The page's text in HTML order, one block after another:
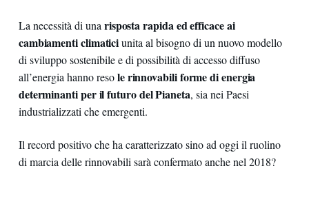
La necessità di una risposta rapida ed efficace ai
cambiamenti climaticiunita al bisogno di un nuovo modello
di sviluppo sostenibile e di possibilità di accesso diffuso
all’energia hanno resole rinnovabili forme di energia
determinanti per il futuro del Pianeta, sia nei Paesi
industrializzati che emergenti.
Il record positivo che ha caratterizzato sino ad oggi il ruolino
di marcia delle rinnovabili sarà confermato anche nel 2018?